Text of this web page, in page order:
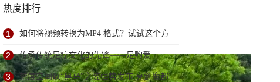
热度排行
1 如何将视频转换为MP4 格式？试试这个方
法，10秒就能搞定
2 传承传统足疗文化的先锋——足购爱
3 梵度空间以“黑马”之姿强势发布,亮剑魔都!